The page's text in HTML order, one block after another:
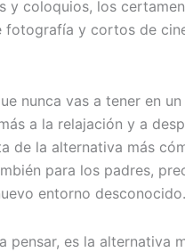
y coloquios, los
fotografía y cortos de
nunca vas a tener en
a la relajación y a
de la alternativa más
para los padres,
entorno desconocido.
pensar, es la alternativa